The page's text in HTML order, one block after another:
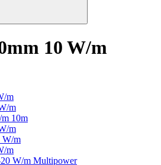
10 W/m
m
m
10m
m
W/m
m
W/m Multipower